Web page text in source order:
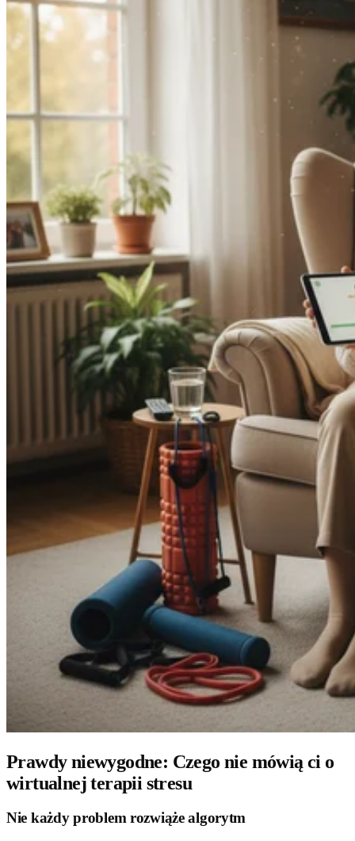
Prawdy niewygodne: Czego nie mówią ci o
wirtualnej terapii stresu
Nie każdy problem rozwiąże algorytm